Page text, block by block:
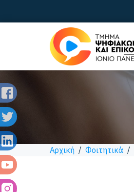
Αρχική / Φοιτητικά /